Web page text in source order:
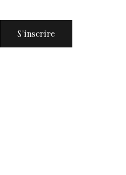
S’inscrire